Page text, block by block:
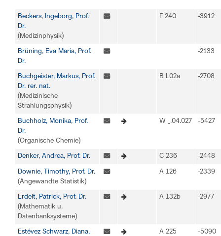
Beckers, Ingeborg, Prof.
Dr.
(Medizinphysik)
F 240 -3912
Brüning, Eva Maria, Prof.
Dr.
-2133
Buchgeister, Markus, Prof.
Dr. rer. nat.
(Medizinische
Strahlungsphysik)
B L02a -2708
Buchholz, Monika, Prof.
Dr.
(Organische Chemie)
W _.04.027 -5427
Denker, Andrea, Prof. Dr. C 236 -2448
Downie, Timothy, Prof. Dr.
(Angewandte Statistik)
A 126 -2339
Erdelt, Patrick, Prof. Dr.
(Mathematik u.
Datenbanksysteme)
A 132b -2977
Estévez Schwarz, Diana,
A 225 -5090